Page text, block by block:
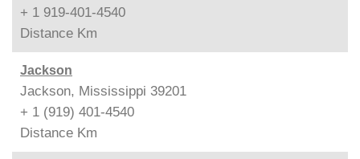
+ 1 919-401-4540
Distance Km
Jackson
Jackson, Mississippi 39201
+ 1 (919) 401-4540
Distance Km